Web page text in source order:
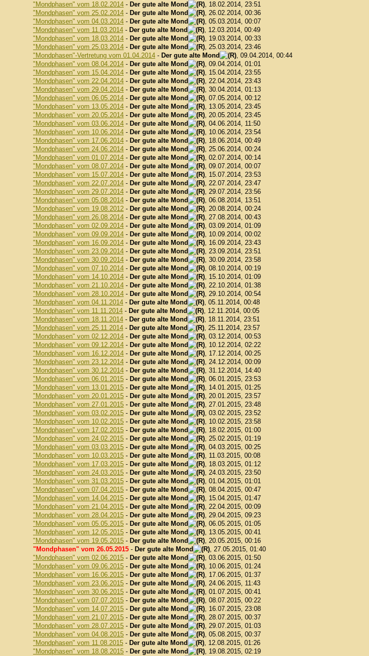
"Mondphasen" vom 18.02.2014 - Der gute alte Mond
, 18.02.2014, 23:51
"Mondphasen" vom 25.02.2014 - Der gute alte Mond
, 26.02.2014, 00:36
"Mondphasen" vom 04.03.2014 - Der gute alte Mond
, 05.03.2014, 00:07
"Mondphasen" vom 11.03.2014 - Der gute alte Mond
, 12.03.2014, 00:49
"Mondphasen" vom 18.03.2014 - Der gute alte Mond
, 19.03.2014, 00:33
"Mondphasen" vom 25.03.2014 - Der gute alte Mond
, 25.03.2014, 23:46
"Mondphasen"-Vertretung vom 01.04.2014 - Der gute alte Mond
, 09.04.2014, 00:44
"Mondphasen" vom 08.04.2014 - Der gute alte Mond
, 09.04.2014, 01:01
"Mondphasen" vom 15.04.2014 - Der gute alte Mond
, 15.04.2014, 23:55
"Mondphasen" vom 22.04.2014 - Der gute alte Mond
, 22.04.2014, 23:43
"Mondphasen" vom 29.04.2014 - Der gute alte Mond
, 30.04.2014, 01:13
"Mondphasen" vom 06.05.2014 - Der gute alte Mond
, 07.05.2014, 00:12
"Mondphasen" vom 13.05.2014 - Der gute alte Mond
, 13.05.2014, 23:45
"Mondphasen" vom 20.05.2014 - Der gute alte Mond
, 20.05.2014, 23:45
"Mondphasen" vom 03.06.2014 - Der gute alte Mond
, 04.06.2014, 11:50
"Mondphasen" vom 10.06.2014 - Der gute alte Mond
, 10.06.2014, 23:54
"Mondphasen" vom 17.06.2014 - Der gute alte Mond
, 18.06.2014, 00:49
"Mondphasen" vom 24.06.2014 - Der gute alte Mond
, 25.06.2014, 00:24
"Mondphasen" vom 01.07.2014 - Der gute alte Mond
, 02.07.2014, 00:14
"Mondphasen" vom 08.07.2014 - Der gute alte Mond
, 09.07.2014, 00:07
"Mondphasen" vom 15.07.2014 - Der gute alte Mond
, 15.07.2014, 23:53
"Mondphasen" vom 22.07.2014 - Der gute alte Mond
, 22.07.2014, 23:47
"Mondphasen" vom 29.07.2014 - Der gute alte Mond
, 29.07.2014, 23:56
"Mondphasen" vom 05.08.2014 - Der gute alte Mond
, 06.08.2014, 13:51
"Mondphasen" vom 19.08.2012 - Der gute alte Mond
, 20.08.2014, 00:24
"Mondphasen" vom 26.08.2014 - Der gute alte Mond
, 27.08.2014, 00:43
"Mondphasen" vom 02.09.2014 - Der gute alte Mond
, 03.09.2014, 01:09
"Mondphasen" vom 09.09.2014 - Der gute alte Mond
, 10.09.2014, 00:02
"Mondphasen" vom 16.09.2014 - Der gute alte Mond
, 16.09.2014, 23:43
"Mondphasen" vom 23.09.2014 - Der gute alte Mond
, 23.09.2014, 23:51
"Mondphasen" vom 30.09.2014 - Der gute alte Mond
, 30.09.2014, 23:58
"Mondphasen" vom 07.10.2014 - Der gute alte Mond
, 08.10.2014, 00:19
"Mondphasen" vom 14.10.2014 - Der gute alte Mond
, 15.10.2014, 01:09
"Mondphasen" vom 21.10.2014 - Der gute alte Mond
, 22.10.2014, 01:38
"Mondphasen" vom 28.10.2014 - Der gute alte Mond
, 29.10.2014, 00:54
"Mondphasen" vom 04.11.2014 - Der gute alte Mond
, 05.11.2014, 00:48
"Mondphasen" vom 11.11.2014 - Der gute alte Mond
, 12.11.2014, 00:05
"Mondphasen" vom 18.11.2014 - Der gute alte Mond
, 18.11.2014, 23:51
"Mondphasen" vom 25.11.2014 - Der gute alte Mond
, 25.11.2014, 23:57
"Mondphasen" vom 02.12.2014 - Der gute alte Mond
, 03.12.2014, 00:53
"Mondphasen" vom 09.12.2014 - Der gute alte Mond
, 10.12.2014, 02:22
"Mondphasen" vom 16.12.2014 - Der gute alte Mond
, 17.12.2014, 00:25
"Mondphasen" vom 23.12.2014 - Der gute alte Mond
, 24.12.2014, 00:09
"Mondphasen" vom 30.12.2014 - Der gute alte Mond
, 31.12.2014, 14:40
"Mondphasen" vom 06.01.2015 - Der gute alte Mond
, 06.01.2015, 23:53
"Mondphasen" vom 13.01.2015 - Der gute alte Mond
, 14.01.2015, 01:25
"Mondphasen" vom 20.01.2015 - Der gute alte Mond
, 20.01.2015, 23:57
"Mondphasen" vom 27.01.2015 - Der gute alte Mond
, 27.01.2015, 23:48
"Mondphasen" vom 03.02.2015 - Der gute alte Mond
, 03.02.2015, 23:52
"Mondphasen" vom 10.02.2015 - Der gute alte Mond
, 10.02.2015, 23:58
"Mondphasen" vom 17.02.2015 - Der gute alte Mond
, 18.02.2015, 01:00
"Mondphasen" vom 24.02.2015 - Der gute alte Mond
, 25.02.2015, 01:19
"Mondphasen" vom 03.03.2015 - Der gute alte Mond
, 04.03.2015, 00:25
"Mondphasen" vom 10.03.2015 - Der gute alte Mond
, 11.03.2015, 00:08
"Mondphasen" vom 17.03.2015 - Der gute alte Mond
, 18.03.2015, 01:12
"Mondphasen" vom 24.03.2015 - Der gute alte Mond
, 24.03.2015, 23:50
"Mondphasen" vom 31.03.2015 - Der gute alte Mond
, 01.04.2015, 01:01
"Mondphasen" vom 07.04.2015 - Der gute alte Mond
, 08.04.2015, 00:47
"Mondphasen" vom 14.04.2015 - Der gute alte Mond
, 15.04.2015, 01:47
"Mondphasen" vom 21.04.2015 - Der gute alte Mond
, 22.04.2015, 00:09
"Mondphasen" vom 28.04.2015 - Der gute alte Mond
, 29.04.2015, 09:23
"Mondphasen" vom 05.05.2015 - Der gute alte Mond
, 06.05.2015, 01:05
"Mondphasen" vom 12.05.2015 - Der gute alte Mond
, 13.05.2015, 00:41
"Mondphasen" vom 19.05.2015 - Der gute alte Mond
, 20.05.2015, 00:16
"Mondphasen" vom 26.05.2015 - Der gute alte Mond
, 27.05.2015, 01:40
"Mondphasen" vom 02.06.2015 - Der gute alte Mond
, 03.06.2015, 01:50
"Mondphasen" vom 09.06.2015 - Der gute alte Mond
, 10.06.2015, 01:24
"Mondphasen" vom 16.06.2015 - Der gute alte Mond
, 17.06.2015, 01:37
"Mondphasen" vom 23.06.2015 - Der gute alte Mond
, 24.06.2015, 11:43
"Mondphasen" vom 30.06.2015 - Der gute alte Mond
, 01.07.2015, 00:41
"Mondphasen" vom 07.07.2015 - Der gute alte Mond
, 08.07.2015, 00:22
"Mondphasen" vom 14.07.2015 - Der gute alte Mond
, 16.07.2015, 23:08
"Mondphasen" vom 21.07.2015 - Der gute alte Mond
, 28.07.2015, 00:37
"Mondphasen" vom 28.07.2015 - Der gute alte Mond
, 29.07.2015, 01:03
"Mondphasen" vom 04.08.2015 - Der gute alte Mond
, 05.08.2015, 00:37
"Mondphasen" vom 11.08.2015 - Der gute alte Mond
, 12.08.2015, 01:26
"Mondphasen" vom 18.08.2015 - Der gute alte Mond , 19.08.2015, 02:19